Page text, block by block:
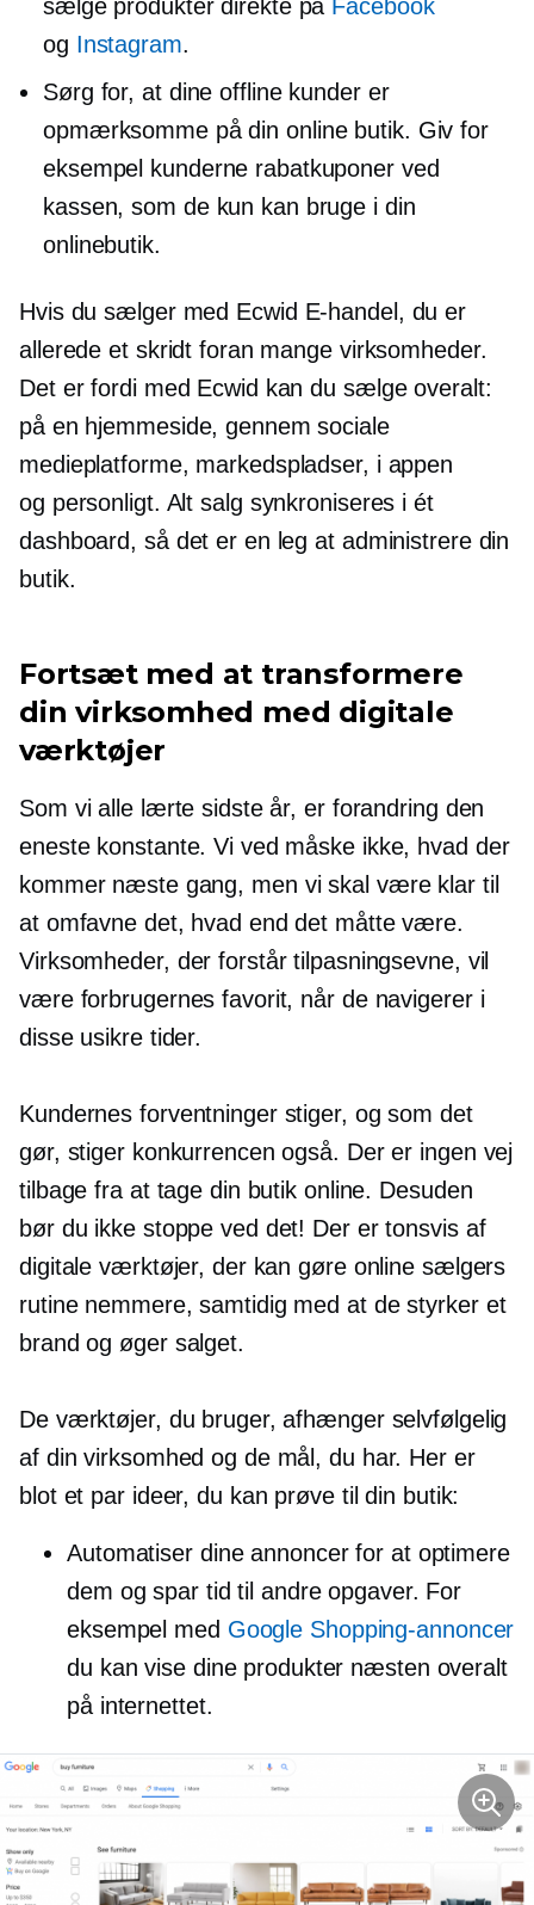
sælge produkter direkte på Facebook
og Instagram.
Sørg for, at dine offline kunder er
opmærksomme på din online butik. Giv for
eksempel kunderne rabatkuponer ved
kassen, som de kun kan bruge i din
onlinebutik.
Hvis du sælger med Ecwid E-handel, du er
allerede et skridt foran mange virksomheder.
Det er fordi med Ecwid kan du sælge overalt:
på en hjemmeside, gennem sociale
medieplatforme, markedspladser, i appen
og personligt. Alt salg synkroniseres i ét
dashboard, så det er en leg at administrere din
butik.
Fortsæt med at transformere
din virksomhed med digitale
værktøjer
Som vi alle lærte sidste år, er forandring den
eneste konstante. Vi ved måske ikke, hvad der
kommer næste gang, men vi skal være klar til
at omfavne det, hvad end det måtte være.
Virksomheder, der forstår tilpasningsevne, vil
være forbrugernes favorit, når de navigerer i
disse usikre tider.
Kundernes forventninger stiger, og som det
gør, stiger konkurrencen også. Der er ingen vej
tilbage fra at tage din butik online. Desuden
bør du ikke stoppe ved det! Der er tonsvis af
digitale værktøjer, der kan gøre online sælgers
rutine nemmere, samtidig med at de styrker et
brand og øger salget.
De værktøjer, du bruger, afhænger selvfølgelig
af din virksomhed og de mål, du har. Her er
blot et par ideer, du kan prøve til din butik:
Automatiser dine annoncer for at optimere
dem og spar tid til andre opgaver. For
eksempel med Google Shopping-annoncer
du kan vise dine produkter næsten overalt
på internettet.